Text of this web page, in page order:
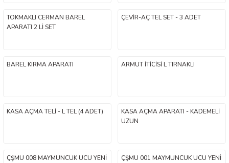
TOKMAKLI CERMAN BAREL
APARATI 2 Lİ SET
ÇEVİR-AÇ TEL SET - 3 ADET
BAREL KIRMA APARATI ARMUT İTİCİSİ L TIRNAKLI
KASA AÇMA TELİ - L TEL (4 ADET)
KASA AÇMA APARATI - KADEMELİ
UZUN
ÇŞMU 008 MAYMUNCUK UCU YENİ ÇŞMU 001 MAYMUNCUK UCU YENİ